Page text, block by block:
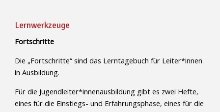
Lernwerkzeuge
Fortschritte
Die „Fortschritte“ sind das Lerntagebuch für Leiter*innen
in Ausbildung.
Für die Jugendleiter*innenausbildung gibt es zwei Hefte,
eines für die Einstiegs- und Erfahrungsphase, eines für die